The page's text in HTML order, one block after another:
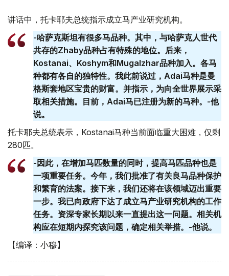
讲话中，托卡耶夫总统指示成立马产业研究机构。
-哈萨克斯坦有很多马品种。其中，与哈萨克人世代
共存的Zhaby品种占有特殊的地位。后来，
Kostanai、Koshym和Mugalzhar品种加入。各马
种都有各自的独特性。我此前说过，Adai马种是曼
格斯套地区宝贵的财富。并指示，为向全世界展示采
取相关措施。目前，Adai马已注册为新的马种。-他
说。
托卡耶夫总统表示，Kostanai马种当前面临重大困难，仅剩
280匹。
-因此，在增加马匹数量的同时，提高马匹品种也是
一项重要任务。今年，我们批准了有关良马品种保护
和繁育的法案。接下来，我们还将在该领域迈出重要
一步。我已向政府下达了成立马产业研究机构的工作
任务。资深专家长期以来一直提出这一问题。相关机
构应在短期内探究该问题，确定相关举措。-他说。
【编译：小穆】